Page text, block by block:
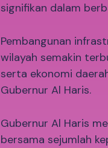
signifikan dalam
Pembangunan
wilayah semakin
serta ekonomi
Gubernur Al Haris.
Gubernur Al Haris
bersama sejumlah